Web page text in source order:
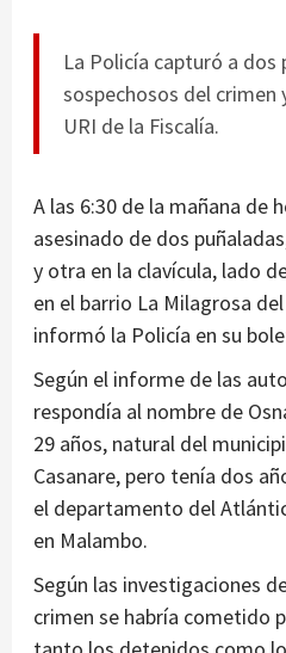
La Policía capturó a dos
sospechosos del crimen
URI de la Fiscalía.
A las 6:30 de la mañana de
asesinado de dos
y otra en la clavícula, lado
en el barrio La Milagrosa
informó la Policía en su
Según el informe de las
respondía al nombre de
29 años, natural del
Casanare, pero tenía dos
el departamento del
en Malambo.
Según las investigaciones
crimen se habría cometido